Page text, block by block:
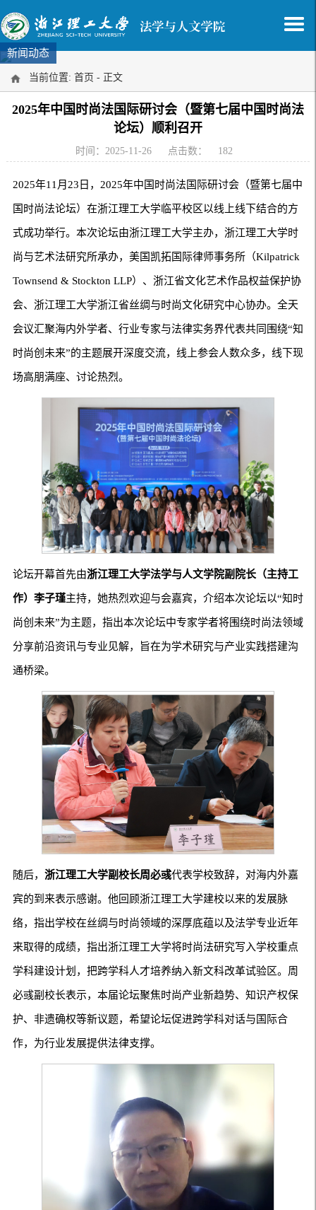
新闻动态
当前位置: 首页 - 正文
2025年中国时尚法国际研讨会（暨第七届中国时尚法
论坛）顺利召开
时间：2025-11-26 点击数： 182
2025年11月23日，2025年中国时尚法国际研讨会（暨第七届中
国时尚法论坛）在浙江理工大学临平校区以线上线下结合的方
式成功举行。本次论坛由浙江理工大学主办，浙江理工大学时
尚与艺术法研究所承办，美国凯拓国际律师事务所（Kilpatrick
Townsend & Stockton LLP）、浙江省文化艺术作品权益保护协
会、浙江理工大学浙江省丝绸与时尚文化研究中心协办。全天
会议汇聚海内外学者、行业专家与法律实务界代表共同围绕“知
时尚创未来”的主题展开深度交流，线上参会人数众多，线下现
场高朋满座、讨论热烈。
论坛开幕首先由浙江理工大学法学与人文学院副院长（主持工
作）李子瑾主持，她热烈欢迎与会嘉宾，介绍本次论坛以“知时
尚创未来”为主题，指出本次论坛中专家学者将围绕时尚法领域
分享前沿资讯与专业见解，旨在为学术研究与产业实践搭建沟
通桥梁。
随后， 浙江理工大学副校长周必彧代表学校致辞，对海内外嘉
宾的到来表示感谢。他回顾浙江理工大学建校以来的发展脉
络，指出学校在丝绸与时尚领域的深厚底蕴以及法学专业近年
来取得的成绩，指出浙江理工大学将时尚法研究写入学校重点
学科建设计划，把跨学科人才培养纳入新文科改革试验区。周
必彧副校长表示，本届论坛聚焦时尚产业新趋势、知识产权保
护、非遗确权等新议题，希望论坛促进跨学科对话与国际合
作，为行业发展提供法律支撑。